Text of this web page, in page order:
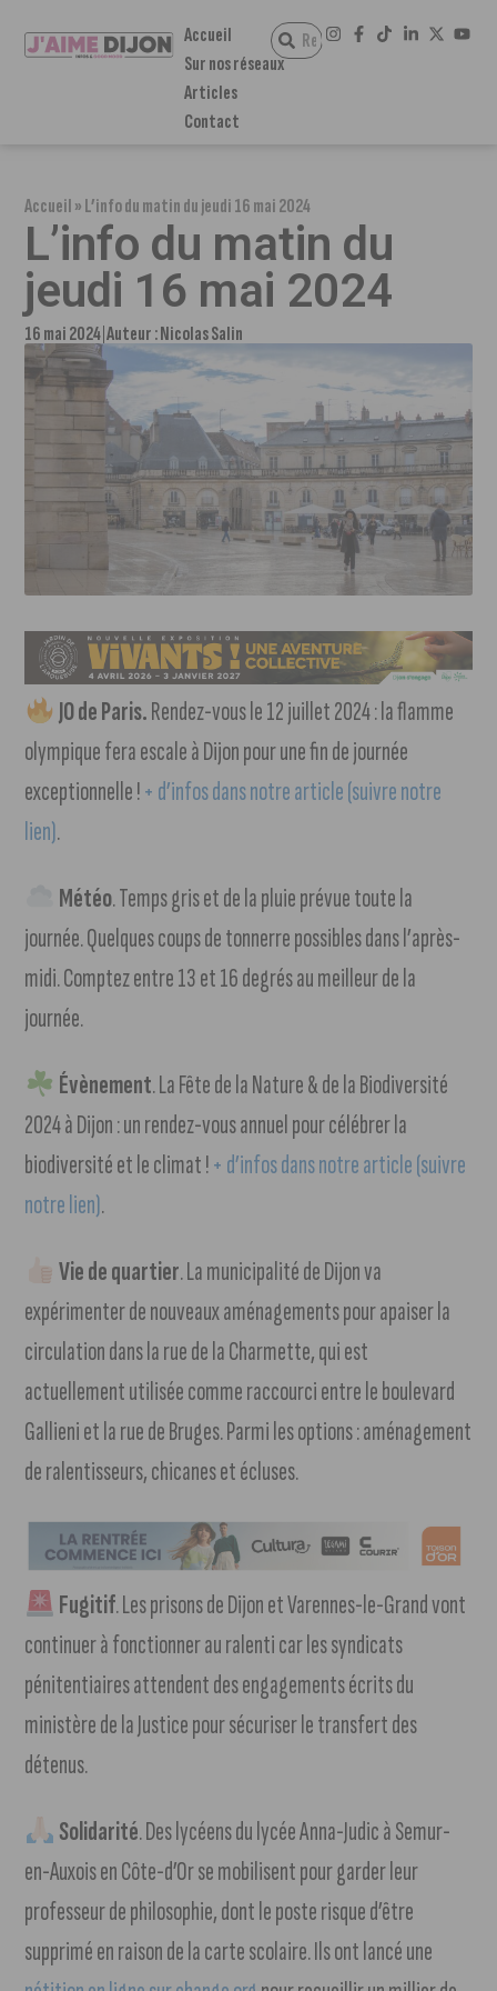
Accueil
Sur nos réseaux
Articles
Contact
Accueil»L’info du matin du jeudi 16 mai 2024
L’info du matin du
jeudi 16 mai 2024
16 mai 2024 Auteur :Nicolas Salin
JO de Paris.Rendez-vous le 12 juillet 2024 : la flamme
olympique fera escale à Dijon pour une fin de journée
exceptionnelle !+ d’infos dans notre article (suivre notre
lien).
Météo. Temps gris et de la pluie prévue toute la
journée. Quelques coups de tonnerre possibles dans l’après-
midi. Comptez entre 13 et 16 degrés au meilleur de la
journée.
Évènement. La Fête de la Nature & de la Biodiversité
2024 à Dijon : un rendez-vous annuel pour célébrer la
biodiversité et le climat !+ d’infos dans notre article (suivre
notre lien).
Vie de quartier. La municipalité de Dijon va
expérimenter de nouveaux aménagements pour apaiser la
circulation dans la rue de la Charmette, qui est
actuellement utilisée comme raccourci entre le boulevard
Gallieni et la rue de Bruges. Parmi les options : aménagement
de ralentisseurs, chicanes et écluses.
Fugitif. Les prisons de Dijon et Varennes-le-Grand vont
continuer à fonctionner au ralenti car les syndicats
pénitentiaires attendent des engagements écrits du
ministère de la Justice pour sécuriser le transfert des
détenus.
Solidarité. Des lycéens du lycée Anna-Judic à Semur-
en-Auxois en Côte-d’Or se mobilisent pour garder leur
professeur de philosophie, dont le poste risque d’être
supprimé en raison de la carte scolaire. Ils ont lancé une